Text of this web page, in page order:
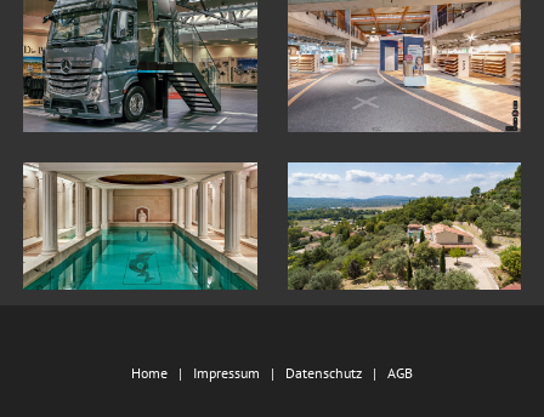
Home Impressum Datenschutz AGB